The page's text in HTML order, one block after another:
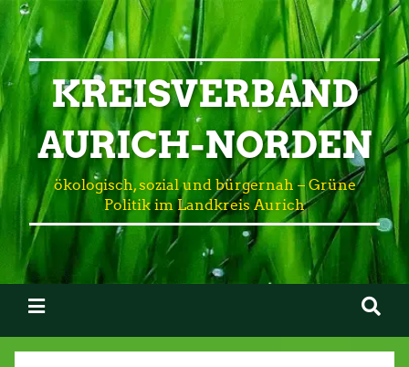
KREISVERBAND
AURICH-NORDEN
ökologisch, sozial und bürgernah – Grüne
Politik im Landkreis Aurich